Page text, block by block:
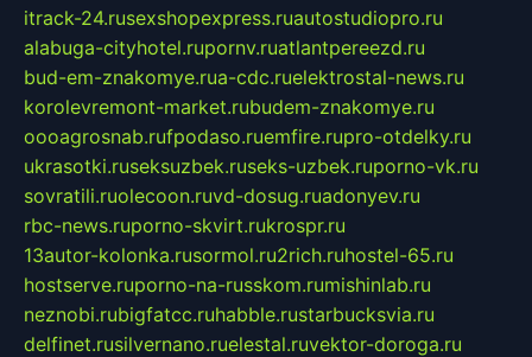
itrack-24.rusexshopexpress.ruautostudiopro.ru
alabuga-cityhotel.rupornv.ruatlantpereezd.ru
bud-em-znakomye.rua-cdc.ruelektrostal-news.ru
korolevremont-market.rubudem-znakomye.ru
oooagrosnab.rufpodaso.ruemfire.rupro-otdelky.ru
ukrasotki.ruseksuzbek.ruseks-uzbek.ruporno-vk.ru
sovratili.ruolecoon.ruvd-dosug.ruadonyev.ru
rbc-news.ruporno-skvirt.rukrospr.ru
13autor-kolonka.rusormol.ru2rich.ruhostel-65.ru
hostserve.ruporno-na-russkom.rumishinlab.ru
neznobi.rubigfatcc.ruhabble.rustarbucksvia.ru
delfinet.rusilvernano.ruelestal.ruvektor-doroga.ru